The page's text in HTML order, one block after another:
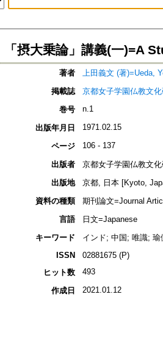
「摂大乗論」講義(一)=A
著者
上田義文 (著)=Ueda,
掲載誌
京都女子学園仏教文
巻号
n.1
出版年月日 1971.02.15
ページ 106 - 137
出版者
京都女子学園仏教文
出版地
京都, 日本 [Kyoto,
資料の種類
期刊論文=Journal
言語
日文=Japanese
キーワード
インド; 中国; 唯識;
ISSN
02881675 (P)
ヒット数
493
作成日 2021.01.12